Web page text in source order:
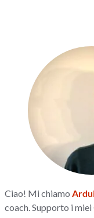
Ciao! Mi chiamo
coach. Supporto i